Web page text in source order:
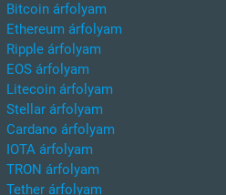
Bitcoin árfolyam
Ethereum árfolyam
Ripple árfolyam
EOS árfolyam
Litecoin árfolyam
Stellar árfolyam
Cardano árfolyam
IOTA árfolyam
TRON árfolyam
Tether árfolyam